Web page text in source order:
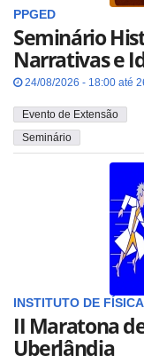
PPGED
Seminário
Narrativas e
24/08/2026 - 18:00 até
Evento de Extensão
Seminário
INSTITUTO DE
II Maratona
Uberlândia